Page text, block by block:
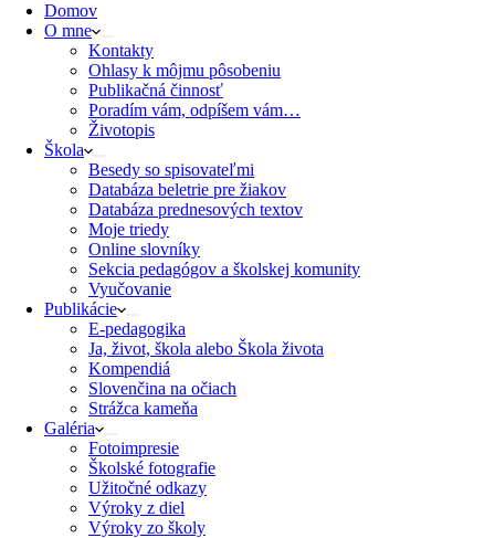
Domov
O mne
Kontakty
Ohlasy k môjmu pôsobeniu
Publikačná činnosť
Poradím vám, odpíšem vám…
Životopis
Škola
Besedy so spisovateľmi
Databáza beletrie pre žiakov
Databáza prednesových textov
Moje triedy
Online slovníky
Sekcia pedagógov a školskej komunity
Vyučovanie
Publikácie
E-pedagogika
Ja, život, škola alebo Škola života
Kompendiá
Slovenčina na očiach
Strážca kameňa
Galéria
Fotoimpresie
Školské fotografie
Užitočné odkazy
Výroky z diel
Výroky zo školy